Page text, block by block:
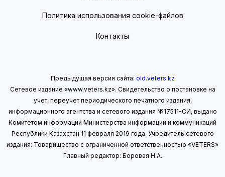
Политика использования cookie-файлов
Контакты
Предыдущая версия сайта: old.veters.kz
Сетевое издание «www.veters.kz». Свидетельство о постановке на
учет, переучет периодического печатного издания,
информационного агентства и сетевого издания №17511-СИ, выдано
Комитетом информации Министерства информации и коммуникаций
Республики Казахстан 11 февраля 2019 года. Учредитель сетевого
издания: Товарищество с ограниченной ответственностью «VETERS»
Главный редактор: Боровая Н.А.